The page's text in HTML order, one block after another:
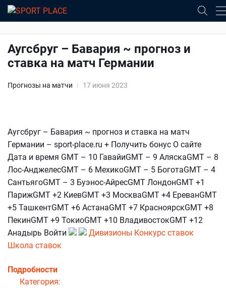
Аугсбруг – Бавария ~ прогноз и
ставка на матч Германии
Прогнозы на матчи 17 июня 2023
Аугсбруг – Бавария ~ прогноз и ставка на матч
Германии – sport-place.ru + Получить бонус О сайте
Дата и время GMT – 10 ГавайиGMT – 9 АляскаGMT – 8
Лос-АнджелесGMT – 6 МехикоGMT – 5 БоготаGMT – 4
СантьягоGMT – 3 Буэнос-АйресGMT ЛондонGMT +1
ПарижGMT +2 КиевGMT +3 МоскваGMT +4 ЕреванGMT
+5 ТашкентGMT +6 АстанаGMT +7 КрасноярскGMT +8
ПекинGMT +9 ТокиоGMT +10 ВладивостокGMT +12
Анадырь Войти
Дивизионы Конкурс ставок
Школа ставок
Подробности
Категория: